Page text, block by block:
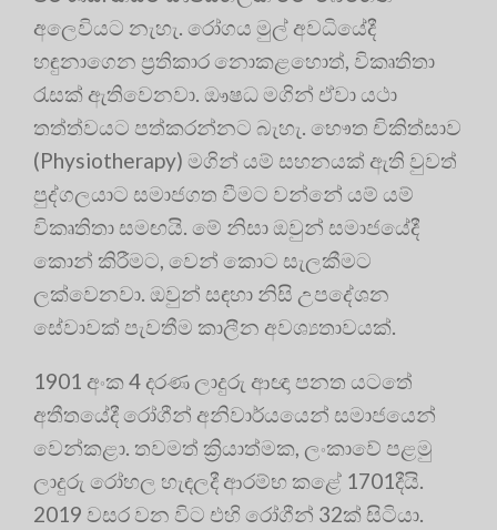
අලෙවියට නැහැ. රෝගය මුල් අවධියේදී
හඳුනාගෙන ප්‍රතිකාර නොකළහොත්, විකෘතිතා
රැසක් ඇතිවෙනවා. ඖෂධ මගින් ඒවා යථා
තත්ත්වයට පත්කරන්නට බැහැ. භෞත චිකිත්සාව
(Physiotherapy) මගින් යම් සහනයක් ඇති වුවත්
පුද්ගලයාට සමාජගත වීමට වන්නේ යම් යම්
විකෘතිතා සමඟයි. මේ නිසා ඔවුන් සමාජයේදී
කොන් කිරීමට, වෙන් කොට සැලකීමට
ලක්වෙනවා. ඔවුන් සඳහා නිසි උපදේශන
සේවාවක් පැවතීම කාලීන අවශ්‍යතාවයක්.
1901 අංක 4 දරණ ලාදුරු ආඥා පනත යටතේ
අතීතයේදී රෝගීන් අනිවාර්යයෙන් සමාජයෙන්
වෙන්කළා. තවමත් ක්‍රියාත්මක, ලංකාවේ පළමු
ලාදුරු රෝහල හැඳලදී ආරම්භ කළේ 1701දීයි.
2019 වසර වන විට එහි රෝගීන් 32ක් සිටියා.